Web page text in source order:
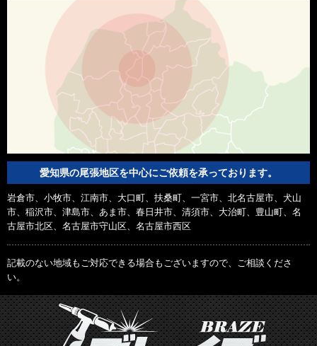
愛知県の尾張地区を中心にご依頼を承っております。
岩倉市、小牧市、江南市、大口町、扶桑町、一宮市、北名古屋市、犬山
市、稲沢市、津島市、あま市、春日井市、清須市、大治町、豊山町、名
古屋市北区、名古屋市守山区、名古屋市西区
記載のない地域もご対応できる場合もございますので、ご相談くださ
い。